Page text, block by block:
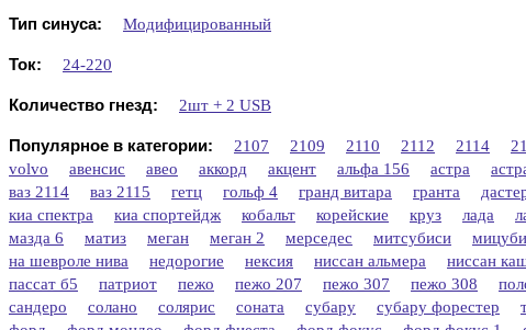
Тип синуса: Модифицированный
Ток: 24-220
Количество гнезд: 2шт + 2 USB
Популярное в категории: 2107 2109 2110 2112 2114
volvo
авенсис авео аккорд акцент альфа 156 астра
ваз 2114
ваз 2115 гетц гольф 4 гранд витара гранта
киа спектра
киа спортейдж кобальт корейские круз лада
мазда 6
матиз меган меган 2 мерседес митсубиси
на шевроле нива
недорогие нексия ниссан альмера ниссан
пассат б5
патриот пежо пежо 207 пежо 307 пежо 308
сандеро
солано солярис соната субару субару форестер